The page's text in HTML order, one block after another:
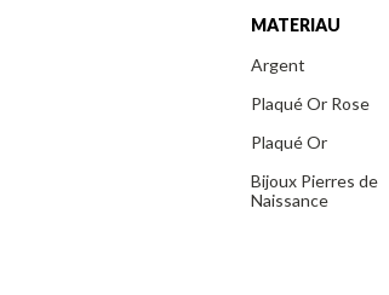
MATERIAU
Argent
Plaqué Or Rose
Plaqué Or
Bijoux Pierres de
Naissance